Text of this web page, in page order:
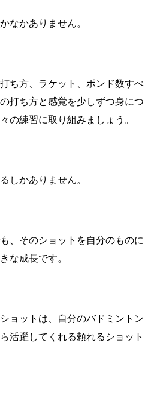
なかありません。
ち方、ラケット、ポンド数すべ
打ち方と感覚を少しずつ身につ
の練習に取り組みましょう。
しかありません。
、そのショットを自分のものに
な成長です。
ョットは、自分のバドミントン
活躍してくれる頼れるショット